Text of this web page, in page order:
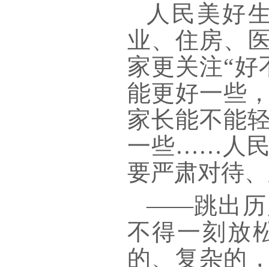
人民美好
业、住房、
家更关注“好
能更好一些
家长能不能
一些……人民
要严肃对待
——跳出历
不得一刻放
的、复杂的